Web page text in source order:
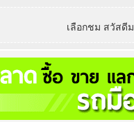
เลือกชม สวัสดี